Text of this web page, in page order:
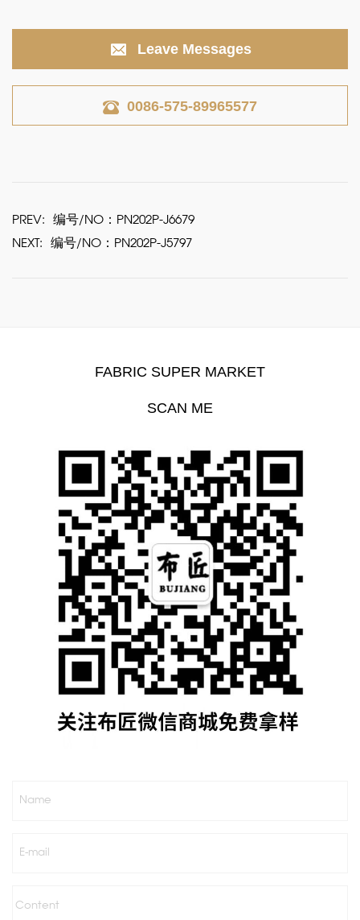
Leave Messages
0086-575-89965577
PREV: 编号/NO：PN202P-J6679
NEXT: 编号/NO：PN202P-J5797
FABRIC SUPER MARKET
SCAN ME
Name
E-mail
Content